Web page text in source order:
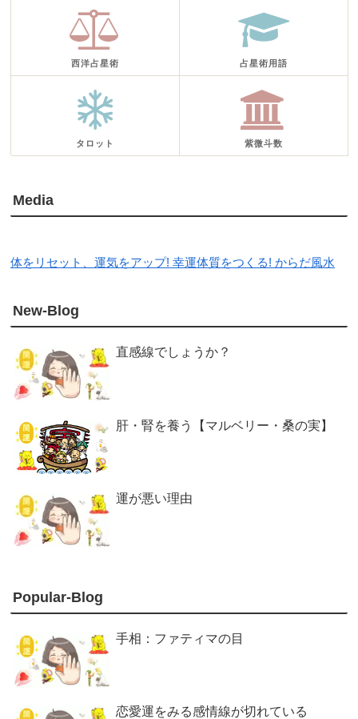
西洋占星術 占星術用語
タロット 紫微斗数
Media
体をリセット、運気をアップ! 幸運体質をつくる! からだ風水
New-Blog
直感線でしょうか？
肝・腎を養う【マルベリー・桑の実】
運が悪い理由
Popular-Blog
手相：ファティマの目
恋愛運をみる感情線が切れている